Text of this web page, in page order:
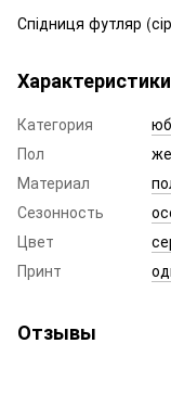
Спідниця футляр
Характеристики
Категория
Пол
Материал
Сезонность
Цвет
Принт
Отзывы